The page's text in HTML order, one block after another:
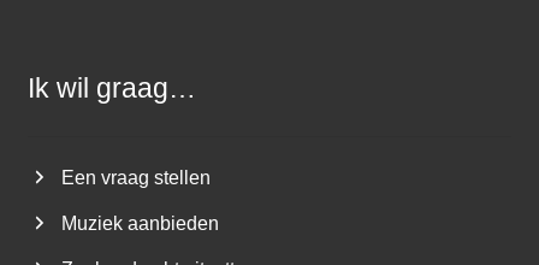
Ik wil graag…
Een vraag stellen
Muziek aanbieden